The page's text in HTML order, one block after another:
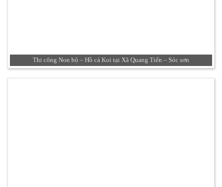
Thi công Non bộ – Hồ cá Koi tại Xã Quang Tiến – Sóc sơn